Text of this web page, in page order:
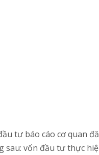
tư báo cáo cơ quan
sau: vốn đầu tư thực